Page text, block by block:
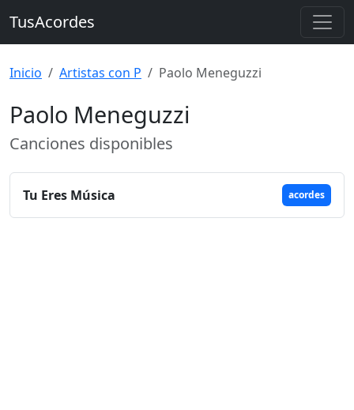
TusAcordes
Inicio Artistas con P Paolo Meneguzzi
Paolo Meneguzzi
Canciones disponibles
Tu Eres Música acordes